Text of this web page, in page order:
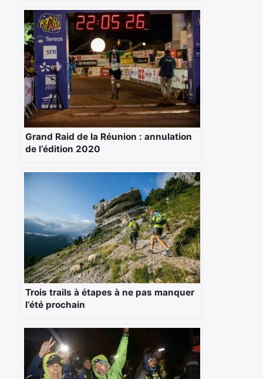
Grand Raid de la Réunion : annulation
de l’édition 2020
Trois trails à étapes à ne pas manquer
l’été prochain